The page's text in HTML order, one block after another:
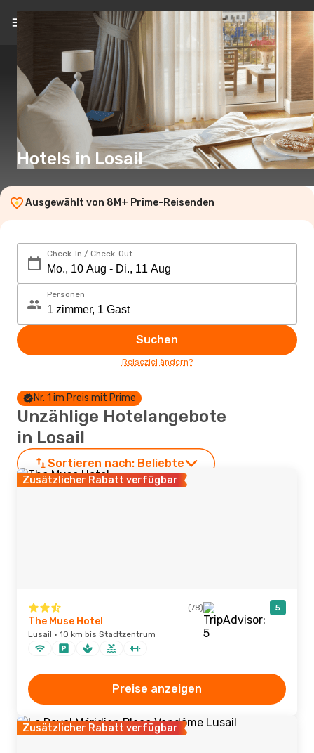
DE(€)
Hotels in Losail
Ausgewählt von 8M+ Prime-Reisenden
Check-In / Check-Out
Personen
Suchen
Reiseziel ändern?
Nr. 1 im Preis mit Prime
Unzählige Hotelangebote
in Losail
Sortieren nach: Beliebte
Zusätzlicher Rabatt verfügbar
(78) 5
The Muse Hotel
Lusail · 10 km bis Stadtzentrum
Preise anzeigen
Zusätzlicher Rabatt verfügbar